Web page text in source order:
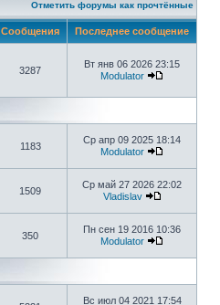
Отметить форумы как прочтённые
Сообщения Последнее сообщение
3287
Вт янв 06 2026 23:15
Modulator
1183
Ср апр 09 2025 18:14
Modulator
1509
Ср май 27 2026 22:02
Vladislav
350
Пн сен 19 2016 10:36
Modulator
Вс июл 04 2021 17:54